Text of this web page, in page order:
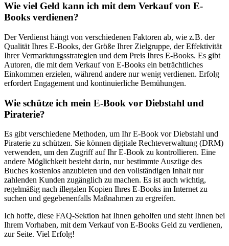
Wie viel Geld kann ich mit dem Verkauf von E-
Books verdienen?
Der Verdienst hängt von verschiedenen Faktoren ab, wie z.B. der
Qualität Ihres E-Books, der Größe Ihrer Zielgruppe, der Effektivität
Ihrer Vermarktungsstrategien und dem Preis Ihres E-Books. Es gibt
Autoren, die mit dem Verkauf von E-Books ein beträchtliches
Einkommen erzielen, während andere nur wenig verdienen. Erfolg
erfordert Engagement und kontinuierliche Bemühungen.
Wie schütze ich mein E-Book vor Diebstahl und
Piraterie?
Es gibt verschiedene Methoden, um Ihr E-Book vor Diebstahl und
Piraterie zu schützen. Sie können digitale Rechteverwaltung (DRM)
verwenden, um den Zugriff auf Ihr E-Book zu kontrollieren. Eine
andere Möglichkeit besteht darin, nur bestimmte Auszüge des
Buches kostenlos anzubieten und den vollständigen Inhalt nur
zahlenden Kunden zugänglich zu machen. Es ist auch wichtig,
regelmäßig nach illegalen Kopien Ihres E-Books im Internet zu
suchen und gegebenenfalls Maßnahmen zu ergreifen.
Ich hoffe, diese FAQ-Sektion hat Ihnen geholfen und steht Ihnen bei
Ihrem Vorhaben, mit dem Verkauf von E-Books Geld zu verdienen,
zur Seite. Viel Erfolg!